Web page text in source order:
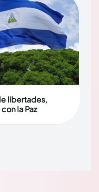
libertades,
la Paz